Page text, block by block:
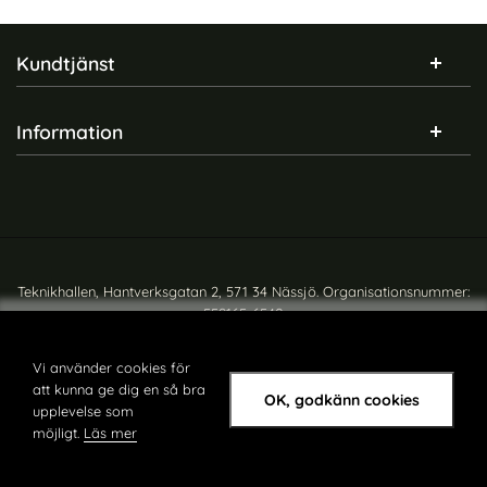
Vi använder cookies för
att kunna ge dig en så bra
upplevelse som
möjligt. Läs mer
OK, godkänn cookies
Sidfot Blandad info och länkar
Kundtjänst
Information
Teknikhallen, Hantverksgatan 2, 571 34 Nässjö. Organisationsnummer:
559165-6540